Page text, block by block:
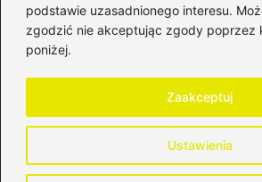
podstawie uzasadnionego interesu.
zgodzić nie akceptując zgody poprzez
poniżej.
Ustawienia
Zaakceptuj
Waluty(21)
Windykacja(49)
Polityka prywatności
Kontakt